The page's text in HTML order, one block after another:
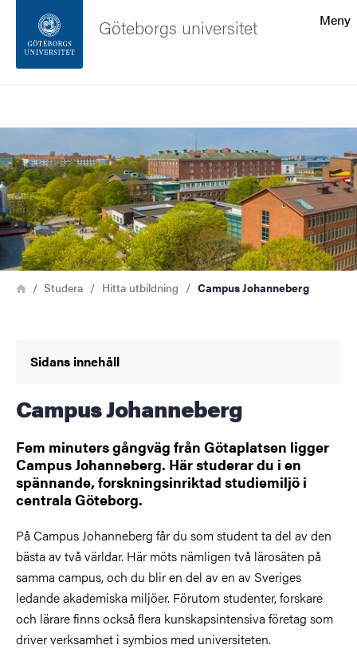
Sidfoten
Om webbplatsen
Meny
Göteborgs universitet
Bild
Länkstig
HemStudera Hitta utbildning Campus Johanneberg
Sidans innehåll
Campus Johanneberg
Fem minuters gångväg från Götaplatsen ligger
Campus Johanneberg. Här studerar du i en
spännande, forskningsinriktad studiemiljö i
centrala Göteborg.
På Campus Johanneberg får du som student ta del av den
bästa av två världar. Här möts nämligen två lärosäten på
samma campus, och du blir en del av en av Sveriges
ledande akademiska miljöer. Förutom studenter, forskare
och lärare finns också flera kunskapsintensiva företag som
driver verksamhet i symbios med universiteten.